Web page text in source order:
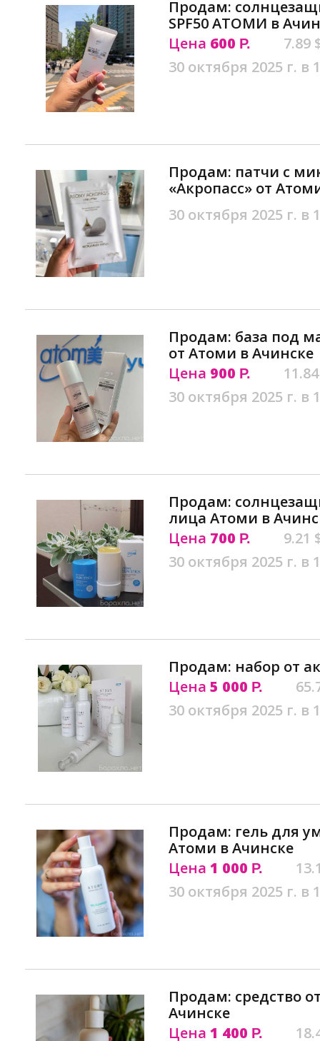
Продам:
SPF50 АТОМИ в
Цена 600 Р.
7.89
30 октября 2025 г. в
Продам: патчи с
«Акропасс» от
30 октября 2025 г. в
Продам: база под
от Атоми в Ачинске
Цена 900 Р.
30 октября 2025 г. в
Продам:
лица Атоми в
Цена 700 Р.
9.21
30 октября 2025 г. в
Продам: набор от
Цена 5 000 Р.
30 октября 2025 г. в
Продам: гель для
Атоми в Ачинске
Цена 1 000 Р.
30 октября 2025 г. в
Продам: средство
Ачинске
Цена 1 400 Р.